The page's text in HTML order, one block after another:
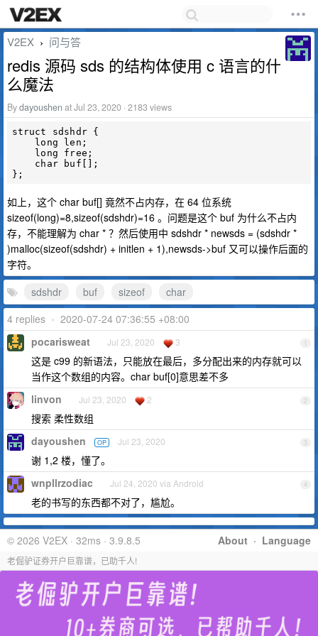
V2EX › 问与答
redis 源码 sds 的结构体使用 c 语言的什
么魔法
Bydayoushen at Jul 23, 2020 · 2183 views
struct sdshdr {
如上，这个 char buf[] 竟然不占内存，在 64 位系统
sizeof(long)=8,sizeof(sdshdr)=16 。问题是这个 buf 为什么不占内
存，不能理解为 char * ？然后使用中 sdshdr * newsds = (sdshdr *
)malloc(sizeof(sdshdr) + initlen + 1),newsds->buf 又可以操作后面的
字符。
sdshdr
buf sizeof
char
4 replies • 2020-07-24 07:36:55 +08:00
1
pocarisweat Jul 23, 2020 3
这是 c99 的新语法，只能放在最后，多分配出来的内存就可以
当作这个数组的内容。char buf[0]意思差不多
2
linvon Jul 23, 2020 2
搜索 柔性数组
3
dayoushen OP Jul 23, 2020
谢 1,2 楼，懂了。
4
wnpllrzodiac Jul 24, 2020 via Android
老的书写的东西都不对了，尴尬。
About · Language
© 2026 V2EX · 32ms · 3.9.8.5
老倔驴证券开户巨靠谱，已助千人!